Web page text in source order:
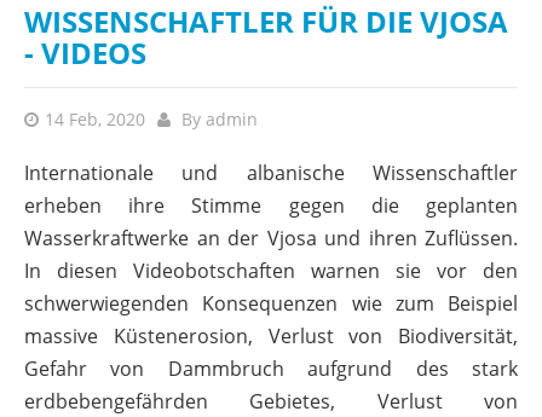
WISSENSCHAFTLER FÜR DIE VJOSA
- VIDEOS
14 Feb, 2020 By admin
Internationale und albanische Wissenschaftler
erheben ihre Stimme gegen die geplanten
Wasserkraftwerke an der Vjosa und ihren Zuflüssen.
In diesen Videobotschaften warnen sie vor den
schwerwiegenden Konsequenzen wie zum Beispiel
massive Küstenerosion, Verlust von Biodiversität,
Gefahr von Dammbruch aufgrund des stark
erdbebengefährden Gebietes, Verlust von